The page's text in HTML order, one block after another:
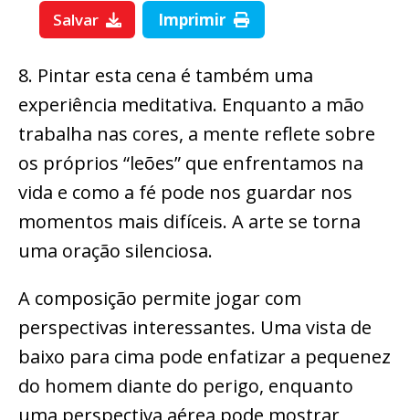
Salvar Imprimir
8. Pintar esta cena é também uma
experiência meditativa. Enquanto a mão
trabalha nas cores, a mente reflete sobre
os próprios “leões” que enfrentamos na
vida e como a fé pode nos guardar nos
momentos mais difíceis. A arte se torna
uma oração silenciosa.
A composição permite jogar com
perspectivas interessantes. Uma vista de
baixo para cima pode enfatizar a pequenez
do homem diante do perigo, enquanto